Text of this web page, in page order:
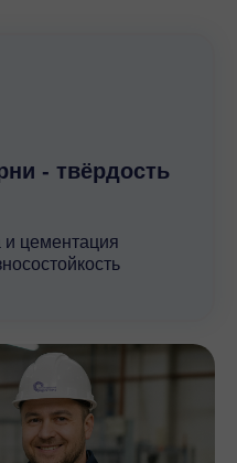
- твёрдость
и цементация